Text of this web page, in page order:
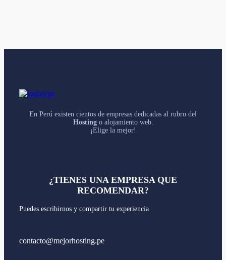
En Perú existen cientos de empresas dedicadas al rubro del
Hostingo alojamiento web.
¡Elige la mejor!
¿TIENES UNA EMPRESA QUE
RECOMENDAR?
Puedes escribirnos y compartir tu experiencia
contacto@mejorhosting.pe